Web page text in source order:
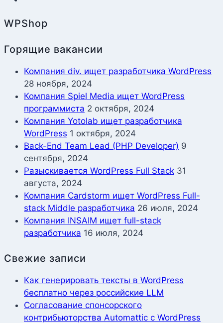
WPShop
Горящие вакансии
Компания div. ищет разработчика WordPress
28 ноября, 2024
Компания Spiel Media ищет WordPress
программиста 2 октября, 2024
Компания Yotolab ищет разработчика
WordPress 1 октября, 2024
Back-End Team Lead (PHP Developer) 9
сентября, 2024
Разыскивается WordPress Full Stack 31
августа, 2024
Компания Cardstorm ищет WordPress Full-
stack Middle разработчика 26 июля, 2024
Компания INSAIM ищет full-stack
разработчика 16 июля, 2024
Свежие записи
Как генерировать тексты в WordPress
бесплатно через российские LLM
Согласование спонсорского
контрибьюторства Automattic с WordPress